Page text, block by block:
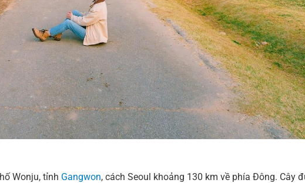
Wonju, tỉnh Gangwon, cách Seoul khoảng 130 km về phía Đông. Cây